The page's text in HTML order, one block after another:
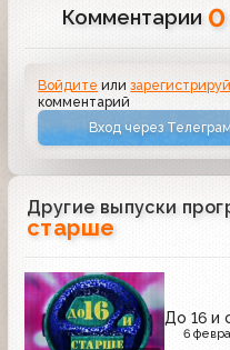
Комментарии 0
Войдите или
комментарий
Вход через
Другие выпуски
старше
До 16 и
6